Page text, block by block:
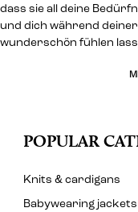
dass sie all deine
und dich während deiner
wunderschön fühlen
POPULAR
Knits & cardigans
Babywearing jackets